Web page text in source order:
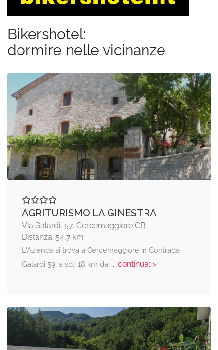
Bikershotel:
dormire nelle vicinanze
AGRITURISMO LA GINESTRA
Via Galardi, 57, Cercemaggiore CB
Distanza: 54,7 km
L'Azienda si trova a Cercemaggiore in Contrada
Galardi 59, a soli 18 km da... continua: >